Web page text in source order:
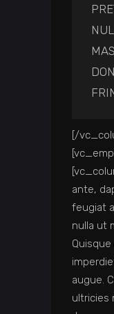
[/
ante,
feugiat
nulla ut
augue.
ultricies